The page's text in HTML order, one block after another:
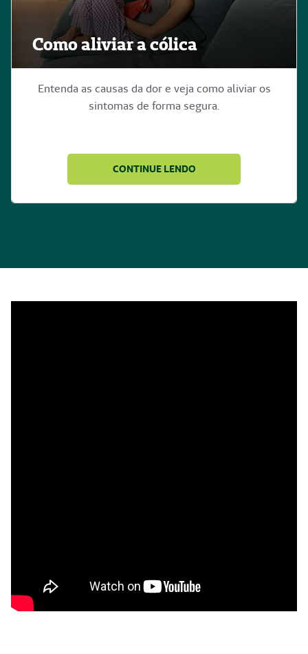
Como aliviar a cólica
Entenda as causas da dor e veja como aliviar os
sintomas de forma segura.
CONTINUE LENDO